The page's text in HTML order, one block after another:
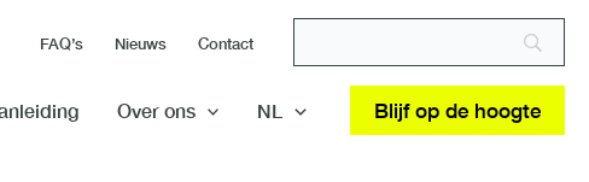
FAQ’s Nieuws Contact
Over ons NL Blijf op de hoogte